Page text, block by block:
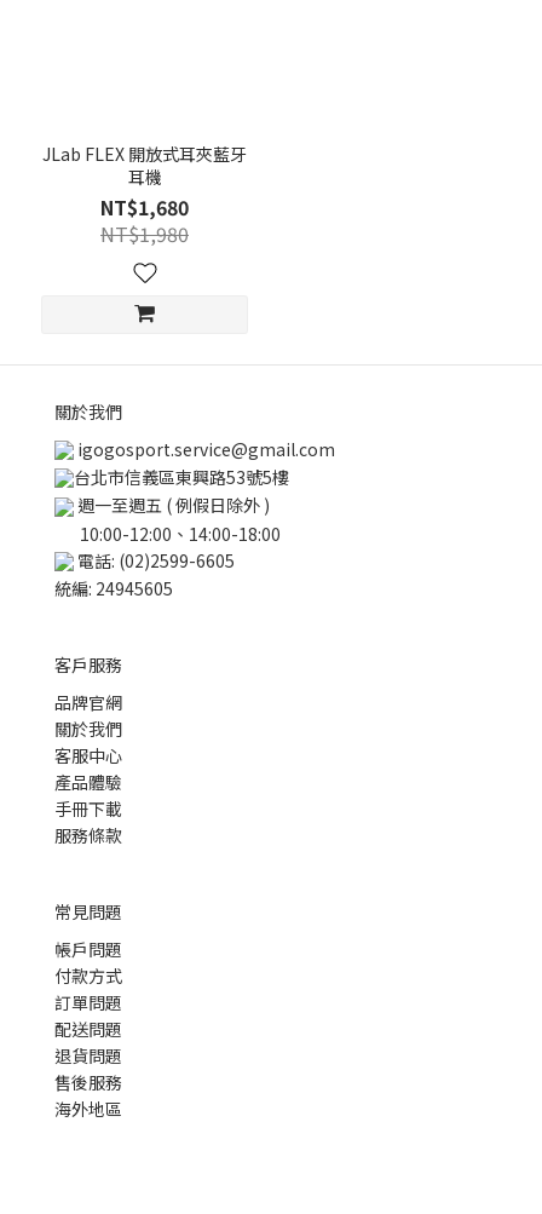
JLab FLEX 開放式耳夾藍牙
耳機
NT$1,680
NT$1,980
關於我們
igogosport.service@gmail.com
台北市信義區東興路53號5樓
週一至週五 ( 例假日除外 )
10:00-12:00、14:00-18:00
電話: (02)2599-6605
統編: 24945605
客戶服務
品牌官網
關於我們
客服中心
產品體驗
手冊下載
服務條款
常見問題
帳戶問題
付款方式
訂單問題
配送問題
退貨問題
售後服務
海外地區